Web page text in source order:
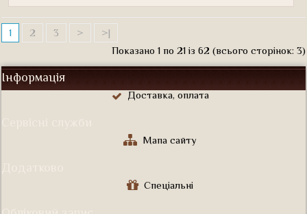
1 2 3 >
>|
Показано 1 по 21 із 62 (всього сторінок: 3)
Інформація
Доставка, оплата
Мапа сайту
Спеціальні